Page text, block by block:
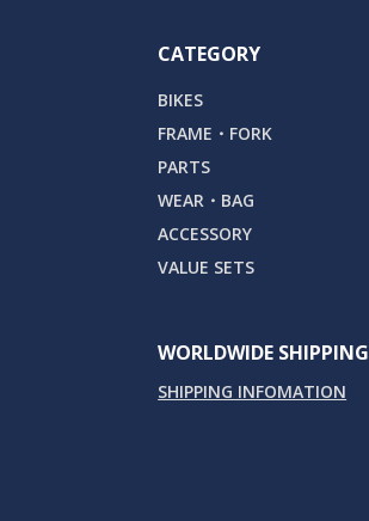
CATEGORY
BIKES
FRAME・FORK
PARTS
WEAR・BAG
ACCESSORY
VALUE SETS
WORLDWIDE SHIPPING
SHIPPING INFOMATION